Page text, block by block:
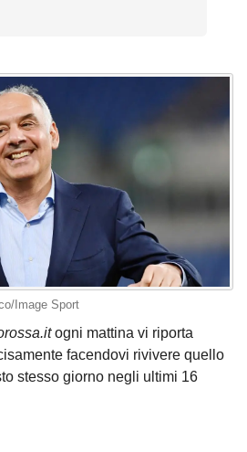
Image Sport
ogni mattina vi riporta
facendovi rivivere quello
stesso giorno negli ultimi 16